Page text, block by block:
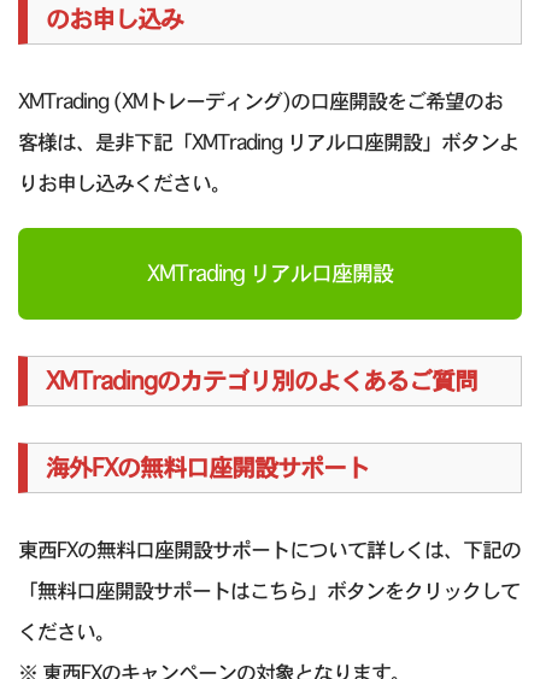
のお申し込み
XMTrading (XMトレーディング)の口座開設をご希望のお
客様は、是非下記「XMTrading リアル口座開設」ボタンよ
りお申し込みください。
XMTrading リアル口座開設
XMTradingのカテゴリ別のよくあるご質問
海外FXの無料口座開設サポート
東西FXの無料口座開設サポートについて詳しくは、下記の
「無料口座開設サポートはこちら」ボタンをクリックして
ください。
※ 東西FXのキャンペーンの対象となります。